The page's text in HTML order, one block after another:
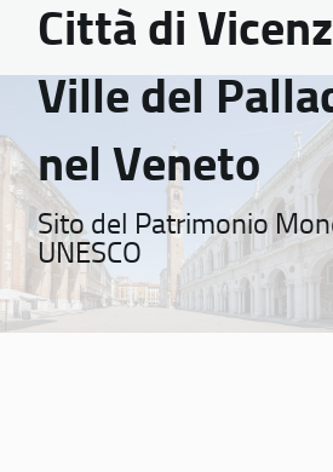
Città di
Ville del
nel Veneto
Sito del Patrimonio
UNESCO